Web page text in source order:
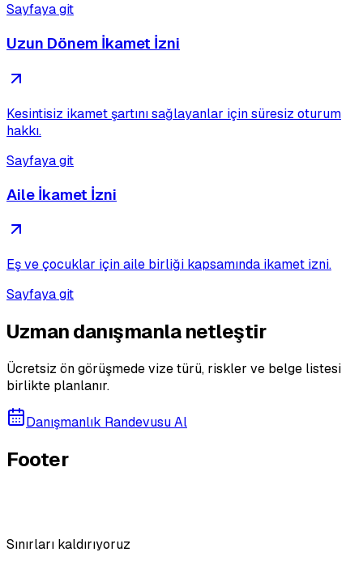
Sayfaya git
Uzun Dönem İkamet İzni
Kesintisiz ikamet şartını sağlayanlar için süresiz oturum
hakkı.
Sayfaya git
Aile İkamet İzni
Eş ve çocuklar için aile birliği kapsamında ikamet izni.
Sayfaya git
Uzman danışmanla netleştir
Ücretsiz ön görüşmede vize türü, riskler ve belge listesi
birlikte planlanır.
Danışmanlık Randevusu Al
Footer
Sınırları kaldırıyoruz